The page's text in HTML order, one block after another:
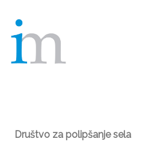
Društvo za polipšanje sela